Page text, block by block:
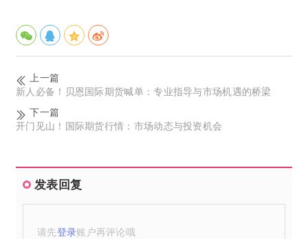
上一篇
新人必备！贝恩国际期货喊单：专业指导与市场机遇的桥梁
下一篇
开门见山！国际期货行情：市场动态与投资机会
发表回复
请先登录账户再评论哦